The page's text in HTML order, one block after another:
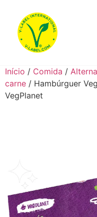
Início / Comida /
carne / Hambúrguer
VegPlanet